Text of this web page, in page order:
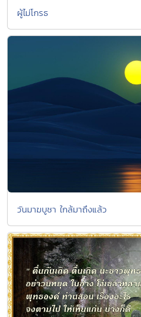
ผู้ไม่โกรธ
วันมาฆบูชา ใกล้มาถึงแล้ว